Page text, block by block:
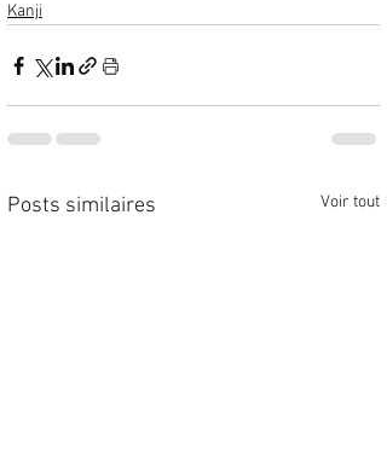
Kanji
Posts similaires Voir tout